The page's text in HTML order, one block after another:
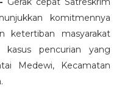
komitmennya
ketertiban masyarakat
kasus pencurian yang
Medewi, Kecamatan